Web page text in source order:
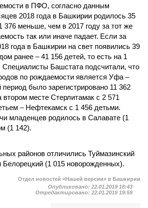
в ПФО, согласно данным
2018 года в Башкирии родилось 35
376 меньше, чем в 2017 году за тот же
так или иначе падает. Если за
года в Башкирии на свет появились 39
ранее – 41 156 детей, то есть на 1
Башстата подсчитали, что
по рождаемости является Уфа –
период было зарегистрировано 11 362
месте Стерлитамак с 2 571
– Нефтекамск с 1 456 детьми.
младенцев родилось в Салавате (1
(1 142).
районов отличились Туймазинский
(1 015 новорожденных).
Отдел новостей «Нашей версии» в Башкирии
Опубликовано: 22.01.2019 18:43
Отредактировано: 22.01.2019 19:59